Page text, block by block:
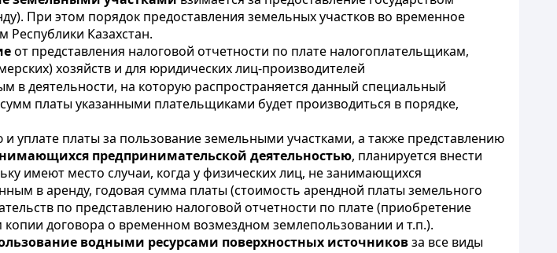
При этом порядок предоставления земельных участков во временное
Республики Казахстан.
от представления налоговой отчетности по плате налогоплательщикам,
хозяйств и для юридических лиц-производителей
в деятельности, на которую распространяется данный специальный
платы указанными плательщиками будет производиться в порядке,
уплате платы за пользование земельными участками, а также представлению
предпринимательской деятельностью, планируется внести
имеют место случаи, когда у физических лиц, не занимающихся
в аренду, годовая сумма платы (стоимость арендной платы земельного
по представлению налоговой отчетности по плате (приобретение
договора о временном возмездном землепользовании и т.п.).
водными ресурсами поверхностных источниковза все виды